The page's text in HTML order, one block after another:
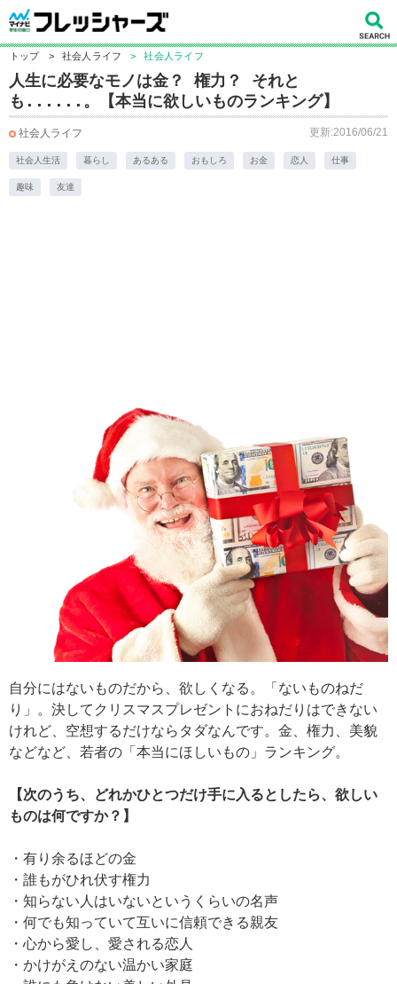
トップ > 社会人ライフ > 社会人ライフ
人生に必要なモノは金？ 権力？ それと
も......。【本当に欲しいものランキング】
社会人ライフ 更新:2016/06/21
社会人生活 暮らし あるある おもしろ お金 恋人 仕事
趣味 友達
自分にはないものだから、欲しくなる。「ないものねだ
り」。決してクリスマスプレゼントにおねだりはできない
けれど、空想するだけならタダなんです。金、権力、美貌
などなど、若者の「本当にほしいもの」ランキング。
【次のうち、どれかひとつだけ手に入るとしたら、欲しい
ものは何ですか？】
・有り余るほどの金
・誰もがひれ伏す権力
・知らない人はいないというくらいの名声
・何でも知っていて互いに信頼できる親友
・心から愛し、愛される恋人
・かけがえのない温かい家庭